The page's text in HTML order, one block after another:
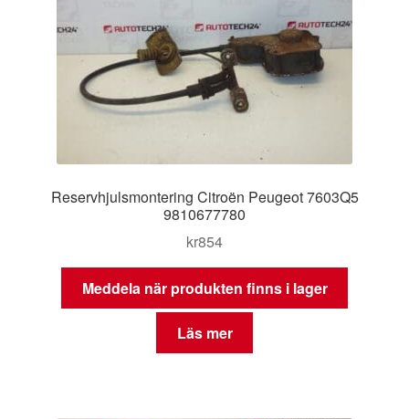
Reservhjulsmontering Citroën Peugeot 7603Q5
9810677780
kr854
Meddela när produkten finns i lager
Läs mer